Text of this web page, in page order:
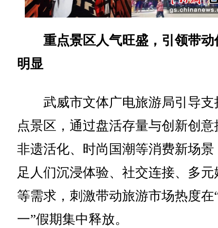
重点景区人气旺盛，引领带动
明显
武威市文体广电旅游局引导支
点景区，通过盘活存量与创新创意
非遗活化、时尚国潮等消费新场景
足人们沉浸体验、社交连接、多元
等需求，刺激带动旅游市场热度在
一”假期集中释放。